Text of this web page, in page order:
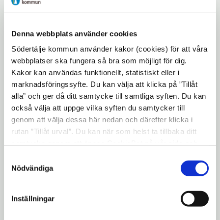
Denna webbplats använder cookies
Södertälje kommun använder kakor (cookies) för att våra
webbplatser ska fungera så bra som möjligt för dig.
Kakor kan användas funktionellt, statistiskt eller i
marknadsföringssyfte. Du kan välja att klicka på ”Tillåt
alla” och ger då ditt samtycke till samtliga syften. Du kan
också välja att uppge vilka syften du samtycker till
genom att välja dessa här nedan och därefter klicka i
rutan ”Tillåt urval”. Du kan när som helst ta tillbaka ditt
"Visa detaljer" kan du läsa om hur kakorna används och
hur vi och våra leverantörer inhämtar och behandlar
Nödvändiga
Inställningar
ligger bättre till än snittet i Sverige i fyra av
området markupplåtelser är Södertälje
kommun på plats 8 i Sverige.
– Ett gynnsamt företagsklimat är en
mycket viktig fråga för oss på kommunen,
säger kommunstyrelsens ordförande Boel
Godner (S). Det går bra för många företag i
Södertälje och vi har ett stort tryck på nya
grund för en långsiktig utveckling av
– Vi arbetar strategiskt och har närmare 100